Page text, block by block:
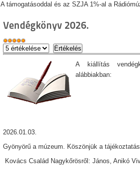
A támogatásoddal és az SZJA 1%-al a
Vendégkönyv 2026.
A kiállítás
alábbiakban:
2026.01.03.
Gyönyörű a múzeum. Köszönjük a
Kovács Család Nagykőrösről: János, Anikó